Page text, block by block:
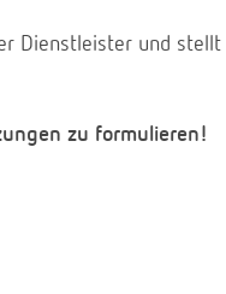
Dienstleister und stellt
zu formulieren!